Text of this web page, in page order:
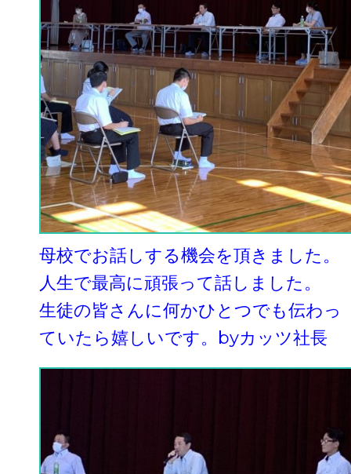
母校でお話しする機会を頂きました。
人生で最高に頑張って話しました。
生徒の皆さんに何かひとつでも伝わっ
ていたら嬉しいです。byカッツ社長